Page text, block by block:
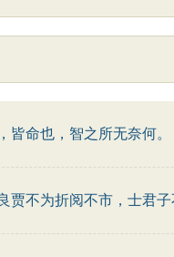
皆命也，智之所无奈何。
贾不为折阅不市，士君子